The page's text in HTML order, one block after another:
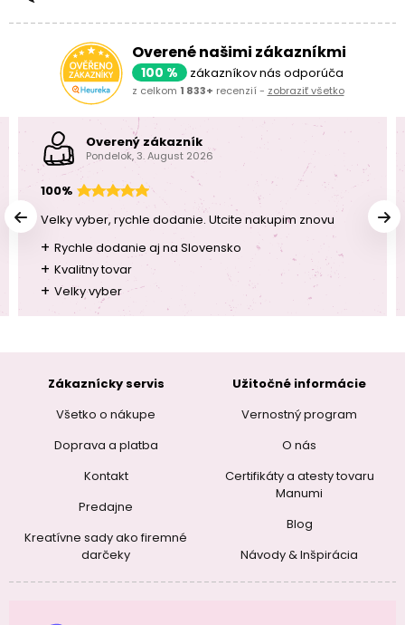
Overené našimi zákazníkmi
100 % zákazníkov nás odporúča
z celkom 1 833+ recenzií - zobraziť všetko
Overený zákazník
Pondelok, 3. August 2026
100%
Velky vyber, rychle dodanie. Utcite nakupim znovu
+ Rychle dodanie aj na Slovensko
+ Kvalitny tovar
+ Velky vyber
Zákaznícky servis
Všetko o nákupe
Doprava a platba
Kontakt
Predajne
Kreatívne sady ako firemné
darčeky
Užitočné informácie
Vernostný program
O nás
Certifikáty a atesty tovaru
Manumi
Blog
Návody & Inšpirácia